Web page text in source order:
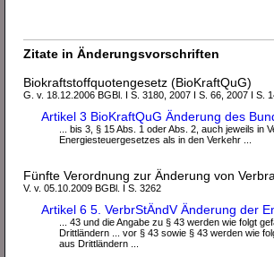
Zitate in Änderungsvorschriften
Biokraftstoffquotengesetz (BioKraftQuG)
G. v. 18.12.2006 BGBl. I S. 3180, 2007 I S. 66, 2007 I S.
Artikel 3 BioKraftQuG Änderung des
... bis 3, § 15 Abs. 1 oder Abs. 2, auch jeweils in
Energiesteuergesetzes als in den Verkehr ...
Fünfte Verordnung zur Änderung von
V. v. 05.10.2009 BGBl. I S. 3262
Artikel 6 5. VerbrStÄndV Änderung der
... 43 und die Angabe zu § 43 werden wie folgt
Drittländern ... vor § 43 sowie § 43 werden wie
aus Drittländern ...